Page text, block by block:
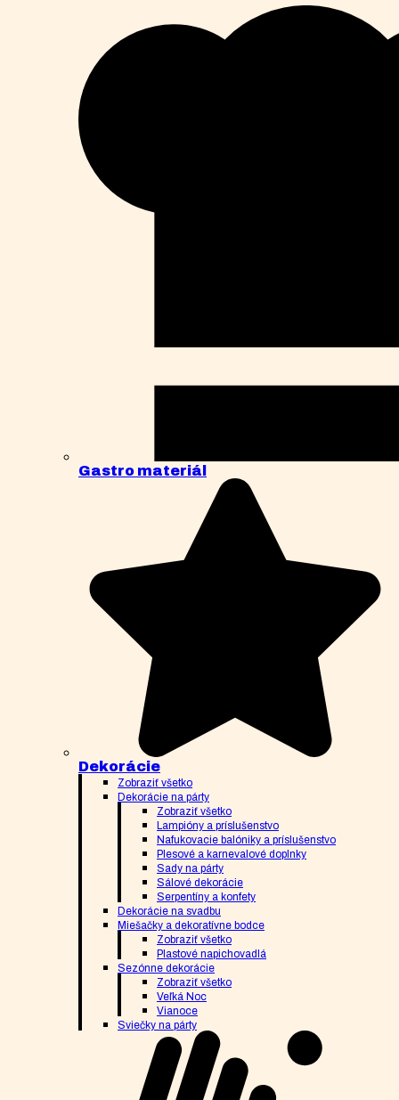
Gastro materiál
Dekorácie
Zobraziť všetko
Dekorácie na párty
Zobraziť všetko
Lampióny a príslušenstvo
Nafukovacie balóniky a príslušenstvo
Plesové a karnevalové doplnky
Sady na párty
Sálové dekorácie
Serpentíny a konfety
Dekorácie na svadbu
Miešačky a dekoratívne bodce
Zobraziť všetko
Plastové napichovadlá
Sezónne dekorácie
Zobraziť všetko
Veľká Noc
Vianoce
Sviečky na párty